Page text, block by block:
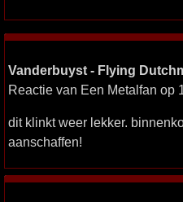
Vanderbuyst - Flying
Reactie van Een Metalfan op
dit klinkt weer lekker.
aanschaffen!